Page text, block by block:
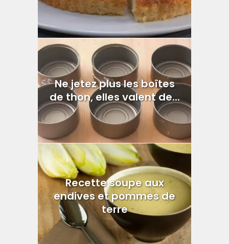
Ne jetez plus les boîtes
de thon, elles valent de...
Recette soupe aux
endives et pommes de
terre